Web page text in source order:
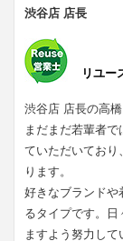
渋谷店 店長
リユー
渋谷店 店長の高橋
まだまだ若輩者
ていただいており
ります。
好きなブランドや
るタイプです。
ますよう努力して